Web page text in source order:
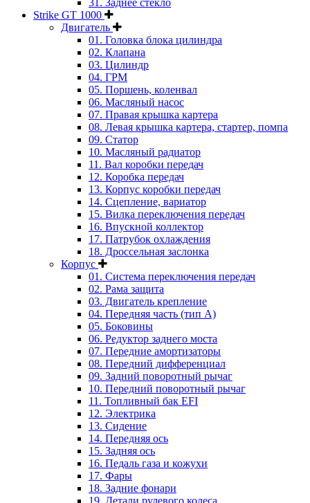
31. Заднее стекло
Strike GT 1000
Двигатель
01. Головка блока цилиндра
02. Клапана
03. Цилиндр
04. ГРМ
05. Поршень, коленвал
06. Масляный насос
07. Правая крышка картера
08. Левая крышка картера, стартер, помпа
09. Статор
10. Масляный радиатор
11. Вал коробки передач
12. Коробка передач
13. Корпус коробки передач
14. Сцепление, вариатор
15. Вилка переключения передач
16. Впускной коллектор
17. Патрубок охлаждения
18. Дроссельная заслонка
Корпус
01. Система переключения передач
02. Рама защита
03. Двигатель крепление
04. Передняя часть (тип А)
05. Боковины
06. Редуктор заднего моста
07. Передние амортизаторы
08. Передний дифференциал
09. Задний поворотный рычаг
10. Передний поворотный рычаг
11. Топливный бак EFI
12. Электрика
13. Сидение
14. Передняя ось
15. Задняя ось
16. Педаль газа и кожухи
17. Фары
18. Задние фонари
19. Детали рулевого колеса